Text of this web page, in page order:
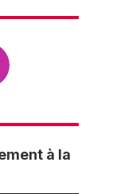
à la